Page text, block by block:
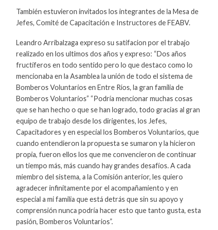
También estuvieron invitados los integrantes de la Mesa de
Jefes, Comité de Capacitación e Instructores de FEABV.
Leandro Arribalzaga expreso su satifacion por el trabajo
realizado en los ultimos dos años y expreso: “Dos años
fructíferos en todo sentido pero lo que destaco como lo
mencionaba en la Asamblea la unión de todo el sistema de
Bomberos Voluntarios en Entre Ríos, la gran familia de
Bomberos Voluntarios” “Podría mencionar muchas cosas
que se han hecho o que se han logrado, todo gracias al gran
equipo de trabajo desde los dirigentes, los Jefes,
Capacitadores y en especial los Bomberos Voluntarios, que
cuando entendieron la propuesta se sumaron y la hicieron
propia, fueron ellos los que me convencieron de continuar
un tiempo más, más cuando hay grandes desafíos. A cada
miembro del sistema, a la Comisión anterior, les quiero
agradecer infinitamente por el acompañamiento y en
especial a mi familia que está detrás que sin su apoyo y
comprensión nunca podría hacer esto que tanto gusta, esta
pasión, Bomberos Voluntarios”.